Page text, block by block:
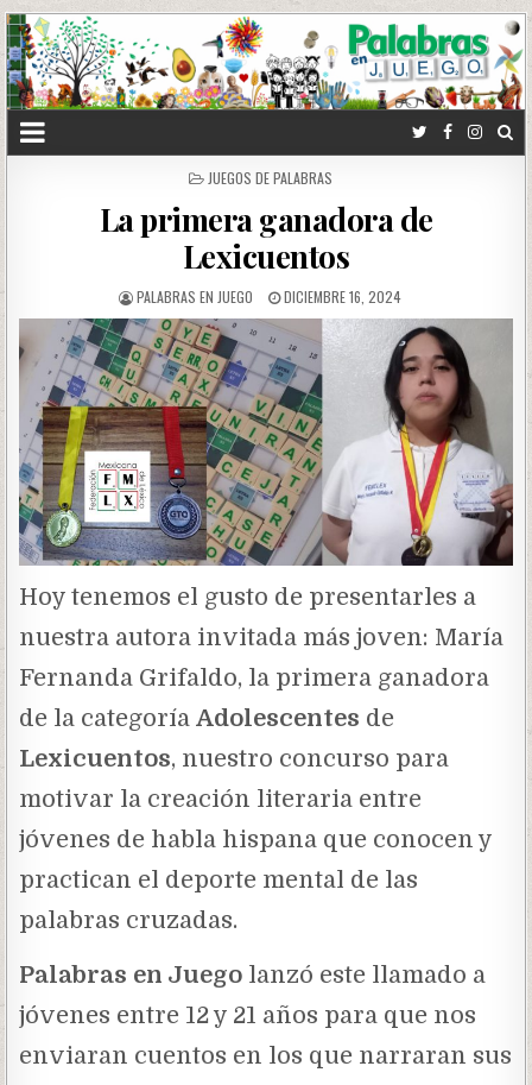
POSTED
JUEGOS DE PALABRAS
La primera ganadora de
Lexicuentos
PALABRAS EN JUEGO DICIEMBRE 16, 2024
Hoy tenemos el gusto de presentarles a
nuestra autora invitada más joven: María
Fernanda Grifaldo, la primera ganadora
de la categoríaAdolescentes de
Lexicuentos, nuestro concurso para
motivar la creación literaria entre
jóvenes de habla hispana que conocen y
practican el deporte mental de las
palabras cruzadas.
Palabras en Juego lanzó este llamado a
jóvenes entre 12 y 21 años para que nos
enviaran cuentos en los que narraran sus